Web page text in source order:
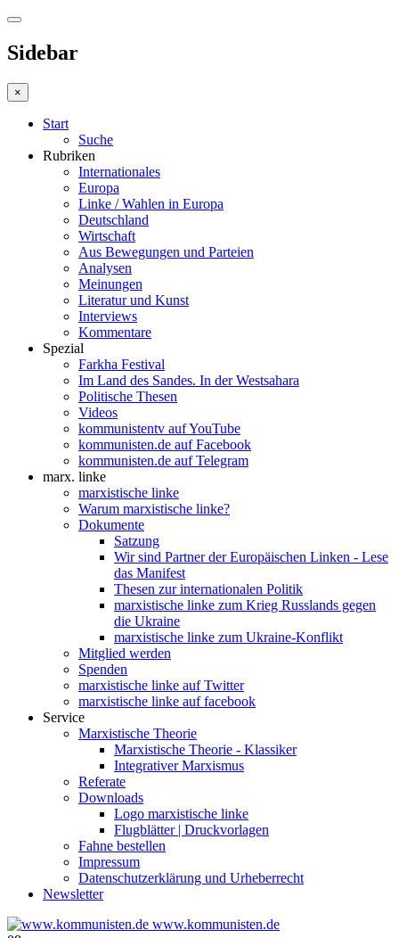
Sidebar
×
Start
Suche
Rubriken
Internationales
Europa
Linke / Wahlen in Europa
Deutschland
Wirtschaft
Aus Bewegungen und Parteien
Analysen
Meinungen
Literatur und Kunst
Interviews
Kommentare
Spezial
Farkha Festival
Im Land des Sandes. In der Westsahara
Politische Thesen
Videos
kommunistentv auf YouTube
kommunisten.de auf Facebook
kommunisten.de auf Telegram
marx. linke
marxistische linke
Warum marxistische linke?
Dokumente
Satzung
Wir sind Partner der Europäischen Linken - Lese
das Manifest
Thesen zur internationalen Politik
marxistische linke zum Krieg Russlands gegen
die Ukraine
marxistische linke zum Ukraine-Konflikt
Mitglied werden
Spenden
marxistische linke auf Twitter
marxistische linke auf facebook
Service
Marxistische Theorie
Marxistische Theorie - Klassiker
Integrativer Marxismus
Referate
Downloads
Logo marxistische linke
Flugblätter | Druckvorlagen
Fahne bestellen
Impressum
Datenschutzerklärung und Urheberrecht
Newsletter
www.kommunisten.de